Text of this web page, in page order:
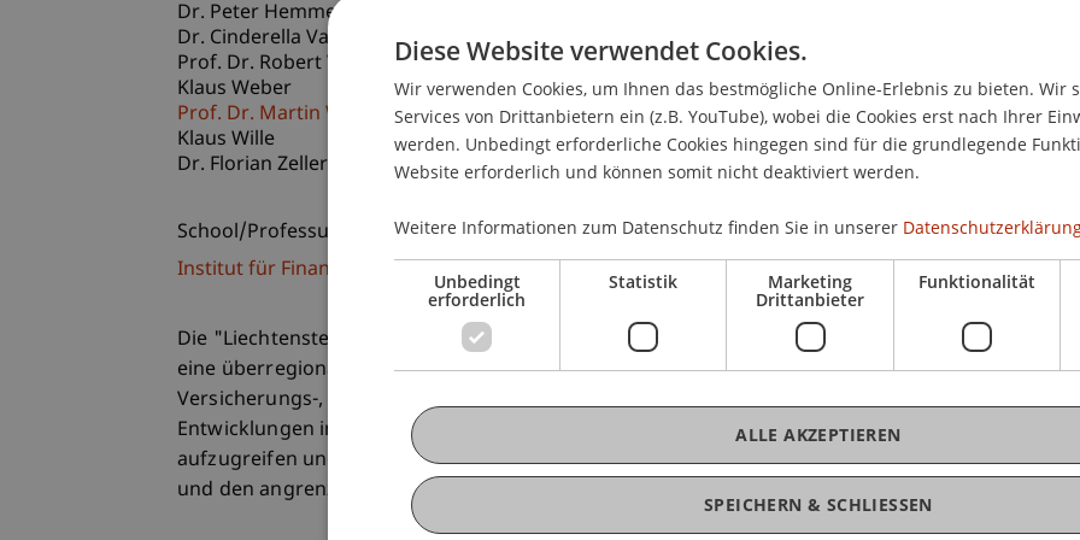
Dr. Peter Hemmerle
Dr. Cinderella Vassiliadis
Prof. Dr. Robert Waldburger
Klaus Weber
Prof. Dr. Martin Wenz
Klaus Wille
Dr. Florian Zeller
School/Professur:
Institut für Finanzdienstleistungen
Die "Liechtensteinische Steuerfachtagung", die 2006 erstmals durchgeführt wird, ist als
eine überregionale Konferenz für die Unternehmens-, Banken- Treuhand-,
Versicherungs-, Verwaltungs- und Beratungspraxis konzipiert. Ihr Ziel ist es, aktuelle
Entwicklungen im nationalen, internationalen und europäischen Steuerrecht
aufzugreifen und deren Bezug zum Wirtschaftsstandort und Finanzplatz Liechtenstein
und den angrenzenden Regionen sowie deren jeweiligen Akteuren herzustellen.
Diese Website verwendet Cookies.
Wir verwenden Cookies, um Ihnen das bestmögliche Online-Erlebnis zu bieten. Wir
Services von Drittanbietern ein (z.B. YouTube), wobei die Cookies erst nach Ihrer
werden. Unbedingt erforderliche Cookies hingegen sind für die grundlegende
Website erforderlich und können somit nicht deaktiviert werden.
Weitere Informationen zum Datenschutz finden Sie in unserer
Unbedingt
erforderlich
Statistik Marketing
Drittanbieter
Funktionalität
SPEICHERN & SCHLIESSEN
ALLE AKZEPTIEREN